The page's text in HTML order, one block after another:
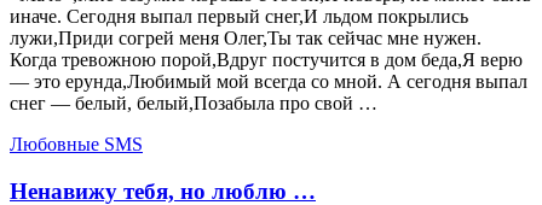
иначе. Сегодня выпал первый снег,И льдом покрылись
лужи,Приди согрей меня Олег,Ты так сейчас мне нужен.
Когда тревожною порой,Вдруг постучится в дом беда,Я верю
— это ерунда,Любимый мой всегда со мной. А сегодня выпал
снег — белый, белый,Позабыла про свой …
Любовные SMS
Ненавижу тебя, но люблю …